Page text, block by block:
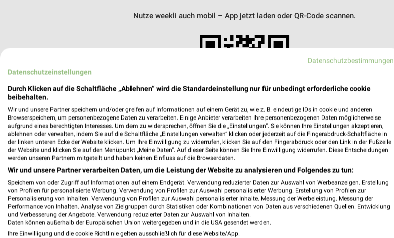
Nutze weekli auch mobil – App jetzt laden oder QR-Code scannen.
Apollo Speyer
Maximilianstr. 28
67346 Speyer
Heute 09:00 - 19:00 Uhr | Geöffnet
Datenschutzbestimmungen
Datenschutzeinstellungen
Durch Klicken auf die Schaltfläche „Ablehnen“ wird die Standardeinstellung nur für unbedingt erforderliche cookie
beibehalten.
Wir und unsere Partner speichern und/oder greifen auf Informationen auf einem Gerät zu, wie z. B. eindeutige IDs in cookie und anderen
Browserspeichern, um personenbezogene Daten zu verarbeiten. Einige Anbieter verarbeiten Ihre personenbezogenen Daten möglicherweise
aufgrund eines berechtigten Interesses. Um dem zu widersprechen, öffnen Sie die „Einstellungen“. Sie können Ihre Einstellungen akzeptieren,
ablehnen oder verwalten, indem Sie auf die Schaltfläche „Einstellungen verwalten“ klicken oder jederzeit auf die Fingerabdruck-Schaltfläche in
der linken unteren Ecke der Website klicken. Um Ihre Einwilligung zu widerrufen, klicken Sie auf den Fingerabdruck oder den Link in der Fußzeile
der Website und klicken Sie auf den Menüpunkt „Meine Daten“. Auf dieser Seite können Sie Ihre Einwilligung widerrufen. Diese Entscheidungen
werden unseren Partnern mitgeteilt und haben keinen Einfluss auf die Browserdaten.
Wir und unsere Partner verarbeiten Daten, um die Leistung der Website zu analysieren und Folgendes zu tun:
Speichern von oder Zugriff auf Informationen auf einem Endgerät. Verwendung reduzierter Daten zur Auswahl von Werbeanzeigen. Erstellung
von Profilen für personalisierte Werbung. Verwendung von Profilen zur Auswahl personalisierter Werbung. Erstellung von Profilen zur
Personalisierung von Inhalten. Verwendung von Profilen zur Auswahl personalisierter Inhalte. Messung der Werbeleistung. Messung der
Performance von Inhalten. Analyse von Zielgruppen durch Statistiken oder Kombinationen von Daten aus verschiedenen Quellen. Entwicklung
und Verbesserung der Angebote. Verwendung reduzierter Daten zur Auswahl von Inhalten.
Daten können außerhalb der Europäischen Union weitergegeben und in die USA gesendet werden.
Ihre Einwilligung und die cookie Richtlinie gelten ausschließlich für diese Website/App.